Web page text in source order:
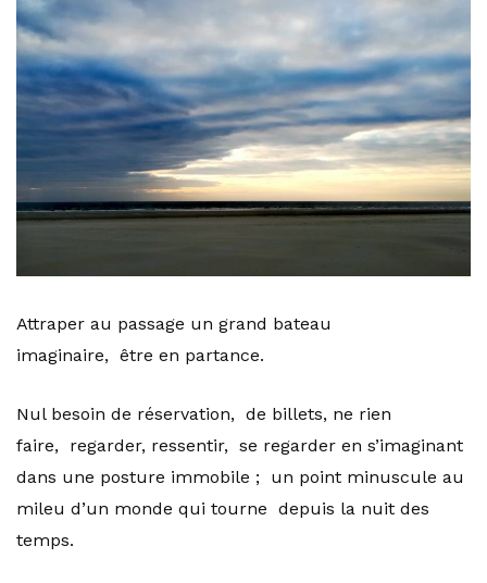
Attraper au passage un grand bateau
imaginaire, être en partance.
Nul besoin de réservation, de billets, ne rien
faire, regarder, ressentir, se regarder en s’imaginant
dans une posture immobile ; un point minuscule au
mileu d’un monde qui tourne depuis la nuit des
temps.